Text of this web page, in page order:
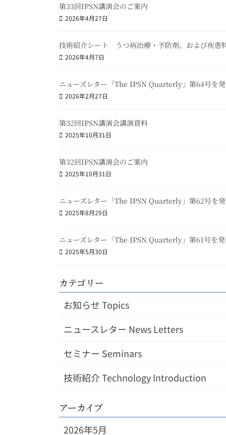
第33回IPSN講演会のご案内
2026年4月27日
技術紹介シート うつ病治療・予防剤、および疾患
2026年4月7日
ニューズレター「The IPSN Quarterly」第64号を発
2026年2月27日
第32回IPSN講演会講演資料
2025年10月31日
第32回IPSN講演会のご案内
2025年10月31日
ニューズレター「The IPSN Quarterly」第62号を発
2025年8月29日
ニューズレター「The IPSN Quarterly」第61号を発
2025年5月30日
カテゴリー
お知らせ Topics
ニュースレター News Letters
セミナー Seminars
技術紹介 Technology Introduction
アーカイブ
2026年5月